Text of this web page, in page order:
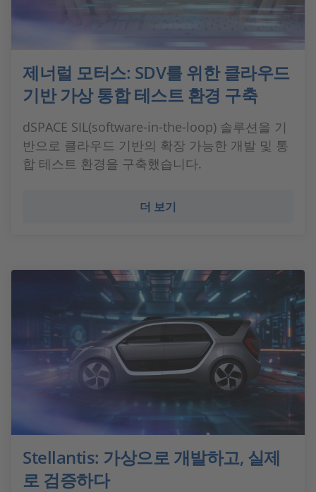
제너럴 모터스: SDV를 위한 클라우드
기반 가상 통합 테스트 환경 구축
dSPACE SIL(software-in-the-loop) 솔루션을 기
반으로 클라우드 기반의 확장 가능한 개발 및 통
합 테스트 환경을 구축했습니다.
더 보기
Stellantis: 가상으로 개발하고, 실제
로 검증하다